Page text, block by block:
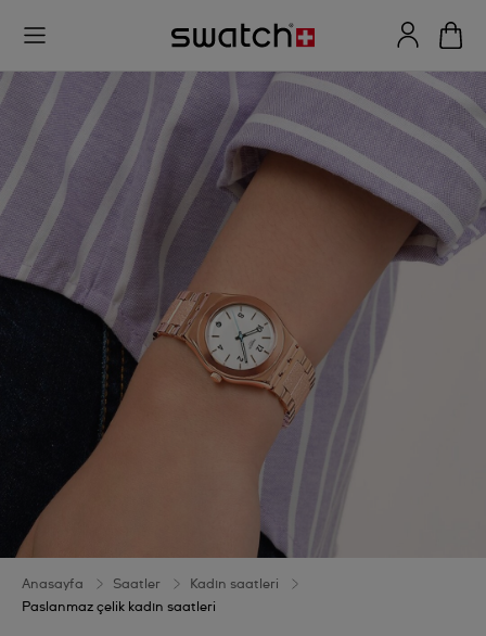
Anasayfa Saatler
Kadın saatleri
Paslanmaz çelik kadın saatleri